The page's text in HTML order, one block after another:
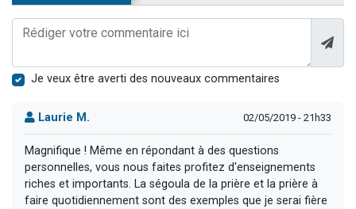
Je veux être averti des nouveaux commentaires
Laurie M. 02/05/2019 - 21h33
Magnifique ! Même en répondant à des questions
personnelles, vous nous faites profitez d'enseignements
riches et importants. La ségoula de la prière et la prière à
faire quotidiennement sont des exemples que je serai fière